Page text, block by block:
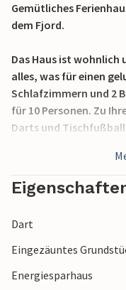
Gemütliches
dem Fjord.
Das Haus ist wohnlich
alles, was für einen
Schlafzimmern und 2
für 10 Personen. Zu
Darts und
Auf dem Grundstück
Am Fjord können Sie
Dart
Eingezäuntes
Energiesparhaus